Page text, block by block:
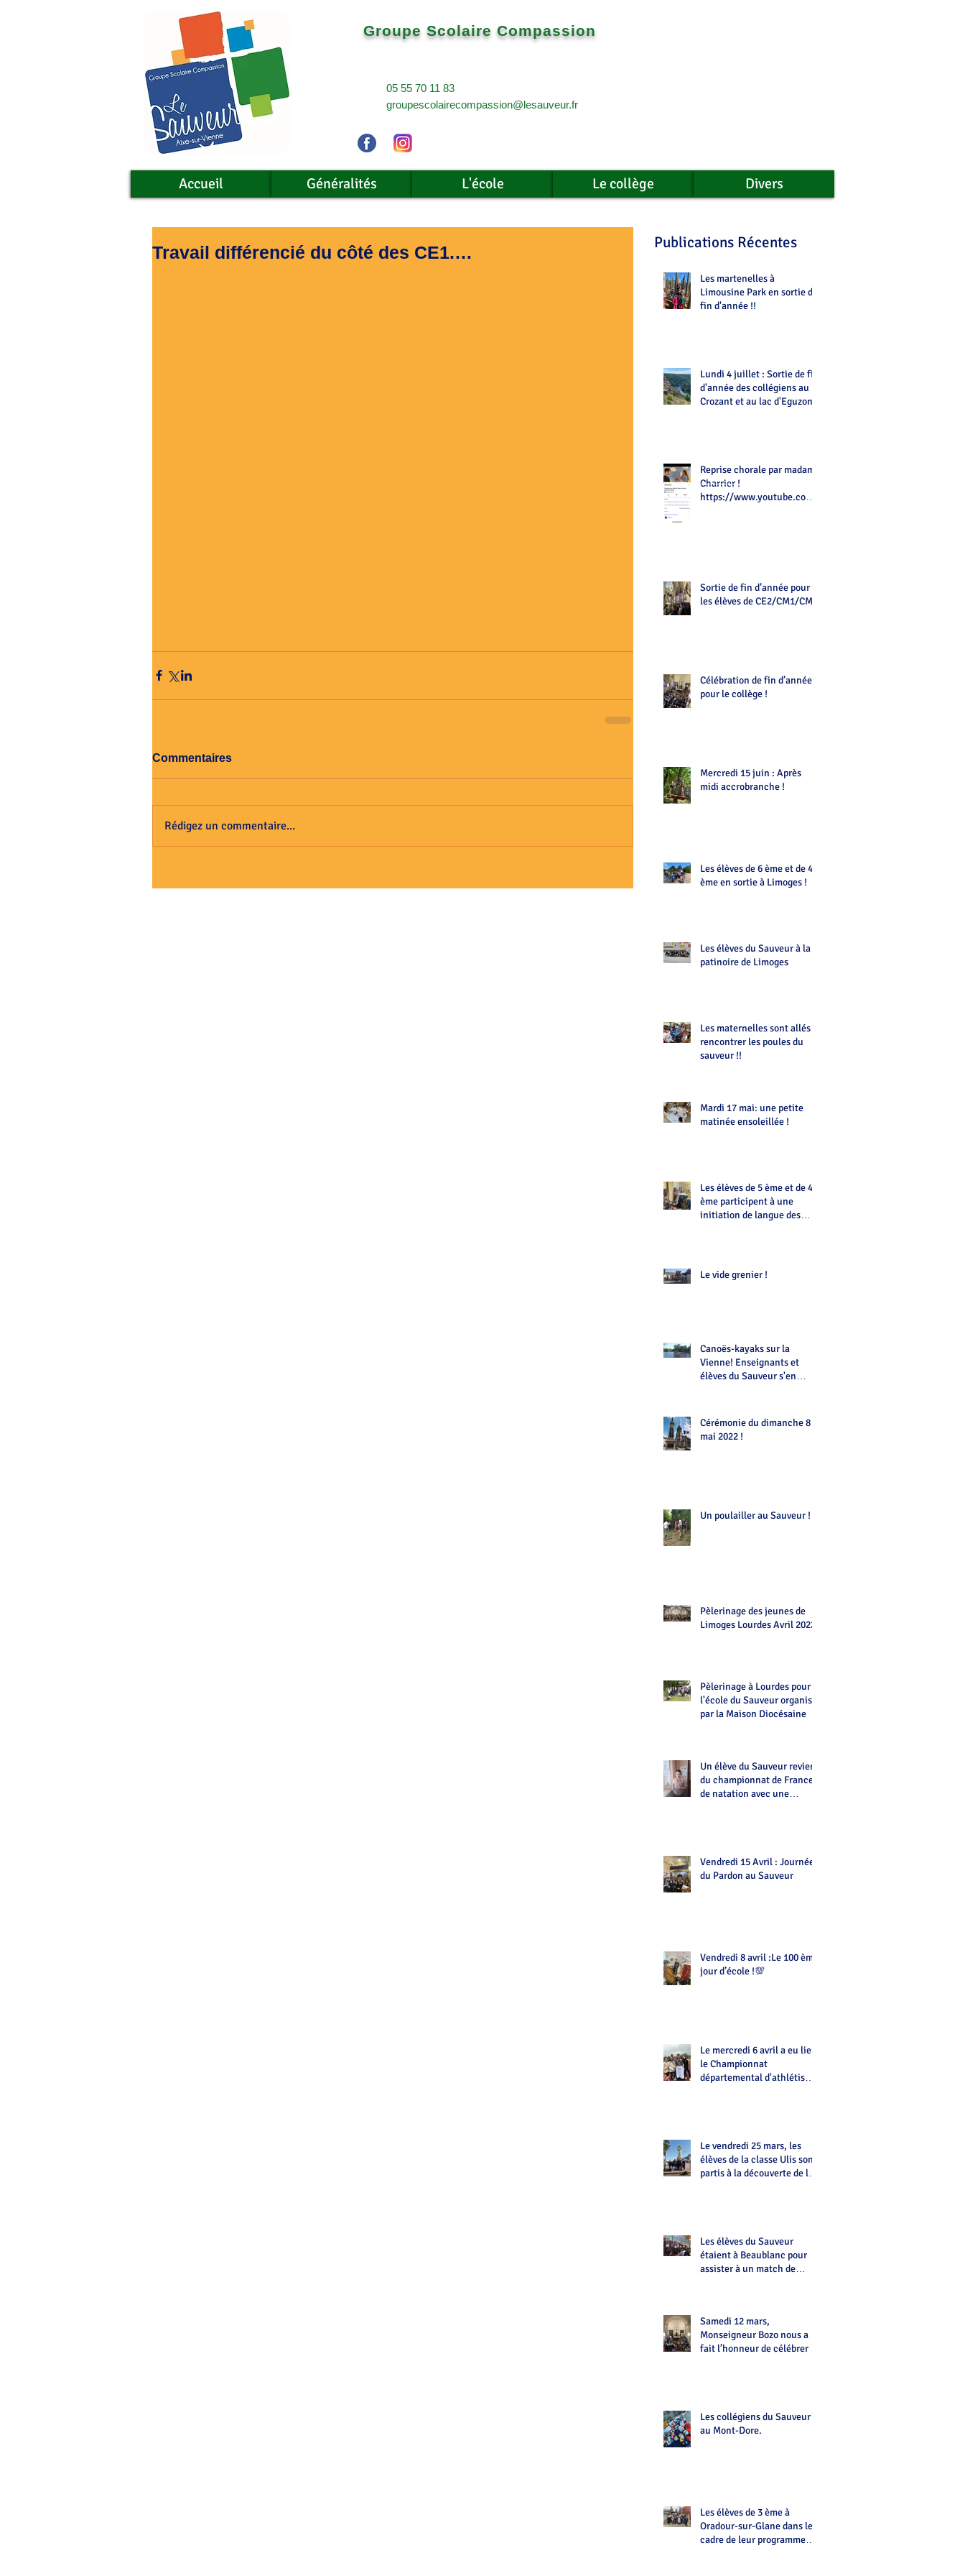
Groupe Scolaire Compassion
05 55 70 11 83
groupescolairecompassion@lesauveur.fr
Accueil Généralités L'école Le collège Divers
Travail différencié du côté des CE1.…
Commentaires
Rédigez un commentaire...
Publications Récentes
Les martenelles à
Limousine Park en sortie de
fin d'année !!
Lundi 4 juillet : Sortie de fin
d'année des collégiens au
Crozant et au lac d'Eguzon
Reprise chorale par madame
Charrier !
https://www.youtube.com/
Sortie de fin d’année pour
les élèves de CE2/CM1/CM2
Célébration de fin d’année
pour le collège !
Mercredi 15 juin : Après
midi accrobranche !
Les élèves de 6 ème et de 4
ème en sortie à Limoges !
Les élèves du Sauveur à la
patinoire de Limoges
Les maternelles sont allés
rencontrer les poules du
sauveur !!
Mardi 17 mai: une petite
matinée ensoleillée !
Les élèves de 5 ème et de 4
ème participent à une
initiation de langue des
Le vide grenier !
Canoës-kayaks sur la
Vienne! Enseignants et
élèves du Sauveur s'en
Cérémonie du dimanche 8
mai 2022 !
Un poulailler au Sauveur !
Pèlerinage des jeunes de
Limoges Lourdes Avril 2022
Pèlerinage à Lourdes pour
l'école du Sauveur organisé
par la Maison Diocésaine
Un élève du Sauveur revient
du championnat de France
de natation avec une
Vendredi 15 Avril : Journée
du Pardon au Sauveur
Vendredi 8 avril :Le 100 ème
jour d’école !💯
Le mercredi 6 avril a eu lieu
le Championnat
départemental d'athlétisme
Le vendredi 25 mars, les
élèves de la classe Ulis sont
partis à la découverte de la
Les élèves du Sauveur
étaient à Beaublanc pour
assister à un match de
Samedi 12 mars,
Monseigneur Bozo nous a
fait l’honneur de célébrer la
Les collégiens du Sauveur
au Mont-Dore.
Les élèves de 3 ème à
Oradour-sur-Glane dans le
cadre de leur programme